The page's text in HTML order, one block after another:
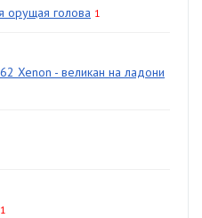
орущая голова 1
Xenon - великан на ладони
1